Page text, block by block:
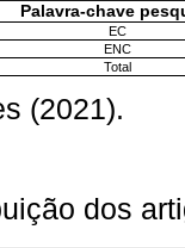
Palavra-chave
EC
ENC
Total
(2021).
dos